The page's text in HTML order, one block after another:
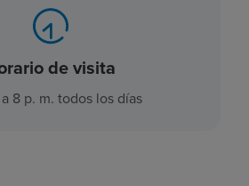
de visita
8 p. m. todos los días